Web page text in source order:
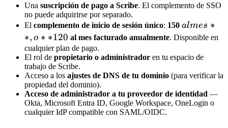
Una suscripción de pago a Scribe. El complemento de SSO
no puede adquirirse por separado.
El complemento de inicio de sesión único: 150 al
mes**,
**120
almes ∗
∗, o ∗ ∗120 al mes facturado anualmente. Disponible en
cualquier plan de pago.
El rol de propietario o administrador en tu espacio de
trabajo de Scribe.
Acceso a los ajustes de DNS de tu dominio (para verificar la
propiedad del dominio).
Acceso de administrador a tu proveedor de identidad —
Okta, Microsoft Entra ID, Google Workspace, OneLogin o
cualquier IdP compatible con SAML/OIDC.